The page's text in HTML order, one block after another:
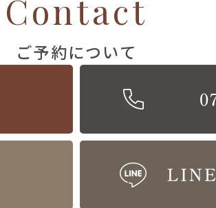
Contact
ご予約について